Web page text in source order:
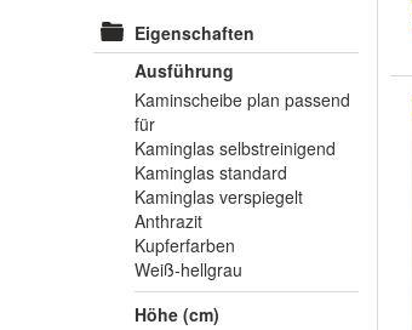
Eigenschaften
Ausführung
Kaminscheibe plan passend
für
Kaminglas selbstreinigend
Kaminglas standard
Kaminglas verspiegelt
Anthrazit
Kupferfarben
Weiß-hellgrau
Höhe (cm)